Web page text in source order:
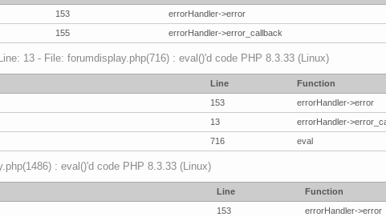
153
errorHandler->error
155 errorHandler->error_callback
13 - File: forumdisplay.php(716) : eval()'d code PHP 8.3.33 (Linux)
Line
Function
153
errorHandler->error
13
errorHandler-
716 eval
: eval()'d code PHP 8.3.33 (Linux)
Line
Function
153
errorHandler->error